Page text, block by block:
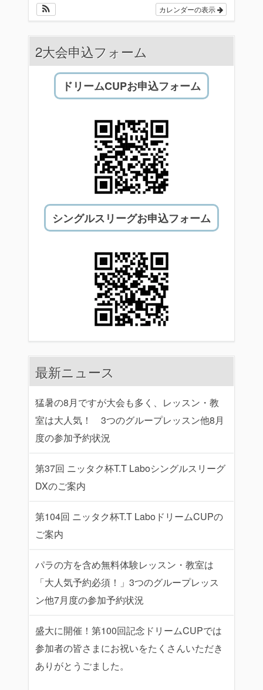
カレンダーの表示
2大会申込フォーム
ドリームCUPお申込フォーム
シングルスリーグお申込フォーム
最新ニュース
猛暑の8月ですが大会も多く、レッスン・教
室は大人気！ 3つのグループレッスン他8月
度の参加予約状況
第37回 ニッタク杯T.T Laboシングルスリーグ
DXのご案内
第104回 ニッタク杯T.T LaboドリームCUPの
ご案内
パラの方を含め無料体験レッスン・教室は
「大人気予約必須！」3つのグループレッス
ン他7月度の参加予約状況
盛大に開催！第100回記念ドリームCUPでは
参加者の皆さまにお祝いをたくさんいただき
ありがとうごました。